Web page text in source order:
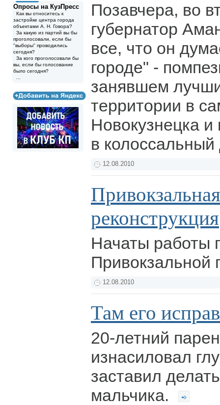
Опросы на КузПресс
Как вы относитесь к
застройке центра города
объектами А. Н. Говора?
За какую из партий вы бы
проголосовали, если бы
"выборы" проводились
сегодня?
За кого проголосовали бы
вы, если бы голосование
было сегодня?
Позавчера, во
губернатор
все, что он
городе" -
занявшем
территории в
Новокузнецка
в
12.08.2010
Привокзальная
реконструкция
Начаты работы
12.08.2010
Там его
20-летний
изнасиловал
заставил
мальчика.